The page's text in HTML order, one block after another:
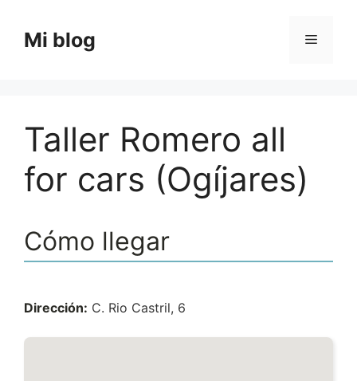
contenido
Mi blog Menú
Taller Romero all
for cars (Ogíjares)
Cómo llegar
Dirección: C. Rio Castril, 6